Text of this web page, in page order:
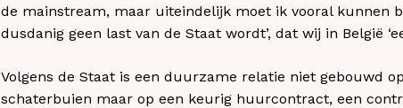
de mainstream, maar uiteindelijk moet ik vooral kunnen
dusdanig geen last van de Staat wordt’, dat wij in België
Volgens de Staat is een duurzame relatie niet gebouwd
schaterbuien maar op een keurig huurcontract, een